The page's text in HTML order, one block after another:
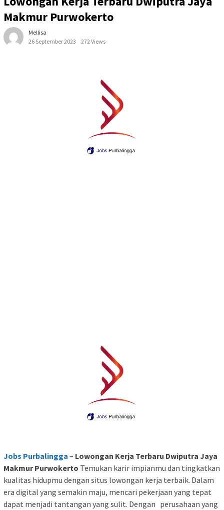
Makmur Purwokerto
Mellisa
26 September 2023
272 Views
Jobs Purbalingga – Lowongan Kerja Terbaru Dwiputra Jaya
Makmur Purwokerto Temukan karir impianmu dan tingkatkan
kualitas hidupmu dengan situs lowongan kerja terbaik. Dalam
era digital yang semakin maju, mencari pekerjaan yang tepat
dapat menjadi tantangan yang sulit. Dengan perusahaan yang